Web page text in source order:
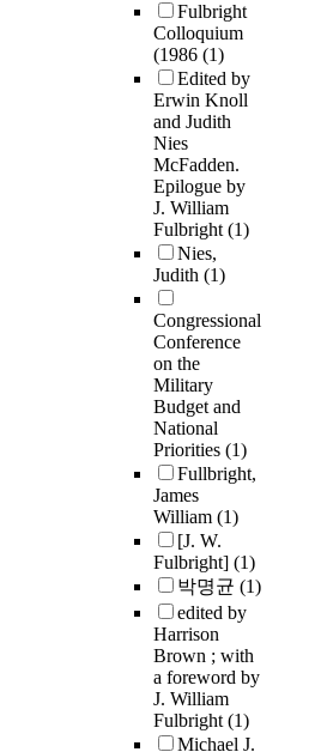
Fulbright
Colloquium
(1986 (1)
Edited by
Erwin Knoll
and Judith
Nies
McFadden.
Epilogue by
J. William
Fulbright(1)
Nies,
Judith (1)
Congressional
Conference
on the
Military
Budget and
National
Priorities (1)
Fullbright,
James
William (1)
[J. W.
Fulbright] (1)
박명균 (1)
edited by
Harrison
Brown ; with
a foreword by
J. William
Fulbright(1)
Michael J.